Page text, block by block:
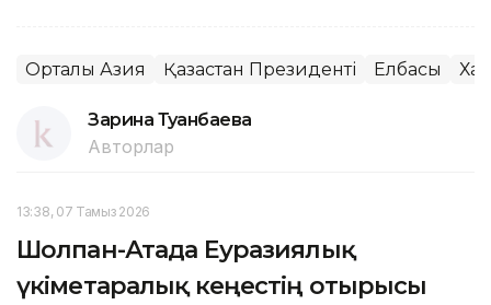
Орталық Азия Қазақстан Президенті Елбасы
Зарина Туғанбаева
Авторлар
13:38, 07 Тамыз 2026
Шолпан-Атада Еуразиялық
үкіметаралық кеңестің отырысы